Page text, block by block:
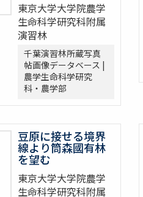
東京大学大学院農学
生命科学研究科附属
演習林
千葉演習林所蔵写真
帖画像データベース |
農学生命科学研究
科・農学部
豆原に接せる境界
線より筒森國有林
を望む
東京大学大学院農学
生命科学研究科附属